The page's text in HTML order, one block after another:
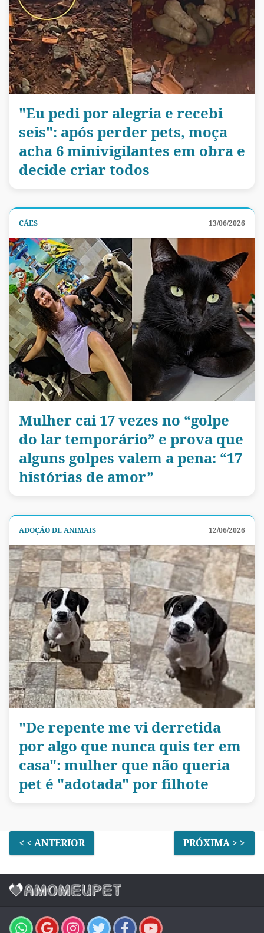
"Eu pedi por alegria e recebi
seis": após perder pets, moça
acha 6 minivigilantes em obra e
decide criar todos
CÃES 13/06/2026
Mulher cai 17 vezes no “golpe
do lar temporário” e prova que
alguns golpes valem a pena: “17
histórias de amor”
ADOÇÃO DE ANIMAIS 12/06/2026
"De repente me vi derretida
por algo que nunca quis ter em
casa": mulher que não queria
pet é "adotada" por filhote
< < ANTERIOR PRÓXIMA > >